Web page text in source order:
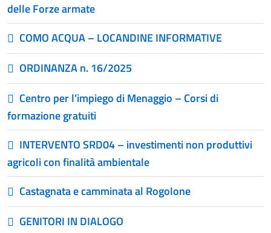
delle Forze armate
COMO ACQUA – LOCANDINE INFORMATIVE
ORDINANZA n. 16/2025
Centro per l’impiego di Menaggio – Corsi di
formazione gratuiti
INTERVENTO SRD04 – investimenti non produttivi
agricoli con finalità ambientale
Castagnata e camminata al Rogolone
GENITORI IN DIALOGO